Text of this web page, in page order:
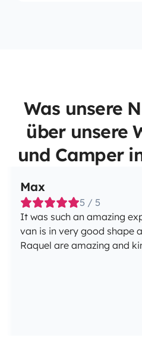
Was unsere
über unsere
und Camper
Max
5 / 5
It was such an amazing
van is in very good shape
Raquel are amazing and